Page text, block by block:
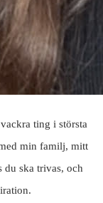
ting i största
min familj, mitt
du ska trivas, och